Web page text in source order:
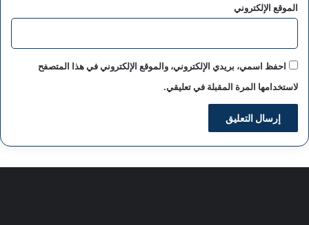
الموقع الإلكتروني
احفظ اسمي، بريدي الإلكتروني، والموقع الإلكتروني في هذا المتصفح
لاستخدامها المرة المقبلة في تعليقي.